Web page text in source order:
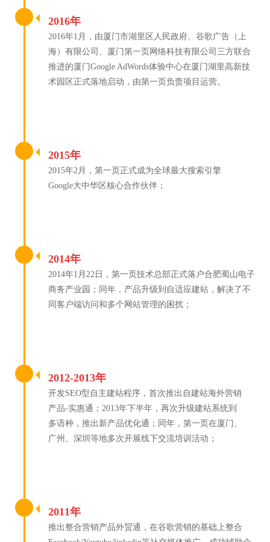
2016年
2016年1月，由厦门市湖里区人民政府、谷歌广告（上
海）有限公司、厦门第一页网络科技有限公司三方联合
推进的厦门Google AdWords体验中心在厦门湖里高新技
术园区正式落地启动，由第一页负责项目运营。
2015年
2015年2月，第一页正式成为全球最大搜索引擎
Google大中华区核心合作伙伴；
2014年
2014年1月22日，第一页技术总部正式落户合肥蜀山电子
商务产业园；同年，产品升级到自适应建站，解决了不
同客户端访问和多个网站管理的困扰；
2012-2013年
开发SEO型自主建站程序，首次推出自建站海外营销
产品-实惠通；2013年下半年，再次升级建站系统到
多语种，推出新产品优化通；同年，第一页在厦门、
广州、深圳等地多次开展线下交流培训活动；
2011年
推出整合营销产品外贸通，在谷歌营销的基础上整合